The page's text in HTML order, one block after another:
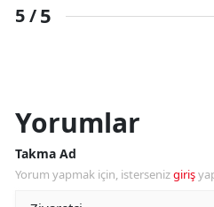
5 /5
Yorumlar
Takma Ad
Yorum yapmak için, istersenizgiriş